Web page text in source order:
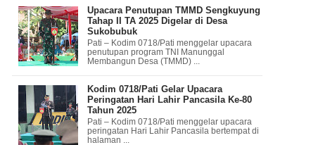
Upacara Penutupan TMMD Sengkuyung
Tahap II TA 2025 Digelar di Desa
Sukobubuk
Pati – Kodim 0718/Pati menggelar upacara
penutupan program TNI Manunggal
Membangun Desa (TMMD) ...
Kodim 0718/Pati Gelar Upacara
Peringatan Hari Lahir Pancasila Ke-80
Tahun 2025
Pati – Kodim 0718/Pati menggelar upacara
peringatan Hari Lahir Pancasila bertempat di
halaman ...